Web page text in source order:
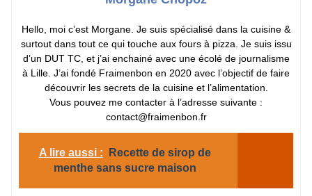
Hello, moi c’est Morgane. Je suis spécialisé dans la cuisine &
surtout dans tout ce qui touche aux fours à pizza. Je suis issu
d’un DUT TC, et j’ai enchainé avec une écolé de journalisme
à Lille. J’ai fondé Fraimenbon en 2020 avec l’objectif de faire
découvrir les secrets de la cuisine et l’alimentation.
Vous pouvez me contacter à l’adresse suivante :
contact@fraimenbon.fr
A lire aussi :
Recette de sirop de
menthe sans sucre maison